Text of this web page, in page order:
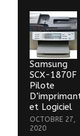
Samsung
SCX-1870F
Pilote
et Logiciel
OCTOBRE 27,
2020